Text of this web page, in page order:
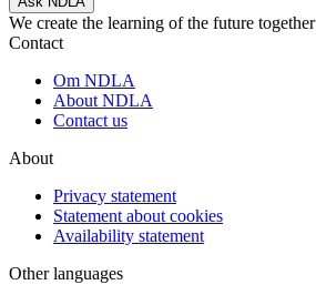
We create the learning of the future together
Contact
Om NDLA
About NDLA
Contact us
About
Privacy statement
Statement about cookies
Availability statement
Other languages